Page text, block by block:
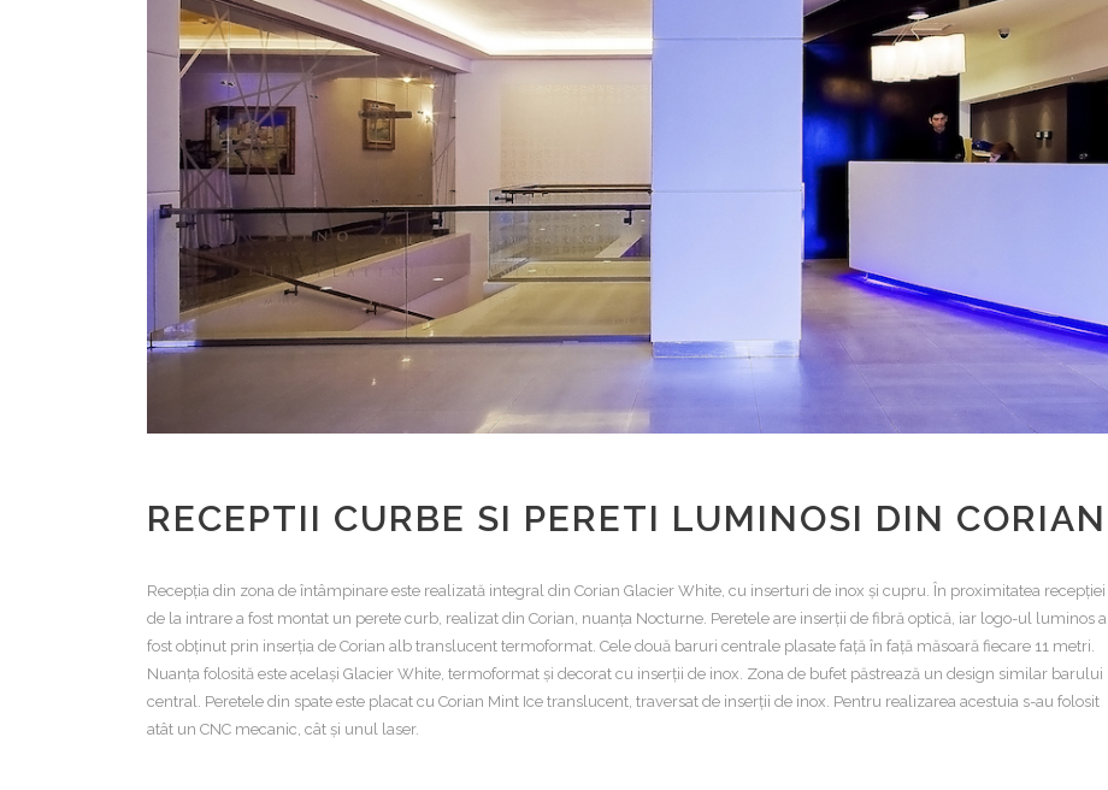
RECEPTII CURBE SI PERETI LUMINOSI DIN CORIAN
Recepția din zona de întâmpinare este realizată integral din Corian Glacier White, cu inserturi de inox și cupru. În proximitatea recepției
de la intrare a fost montat un perete curb, realizat din Corian, nuanța Nocturne. Peretele are inserții de fibră optică, iar logo-ul luminos a
fost obținut prin inserția de Corian alb translucent termoformat. Cele două baruri centrale plasate față în față măsoară fiecare 11 metri.
Nuanța folosită este același Glacier White, termoformat și decorat cu inserții de inox. Zona de bufet păstrează un design similar barului
central. Peretele din spate este placat cu Corian Mint Ice translucent, traversat de inserții de inox. Pentru realizarea acestuia s-au folosit
atât un CNC mecanic, cât și unul laser.